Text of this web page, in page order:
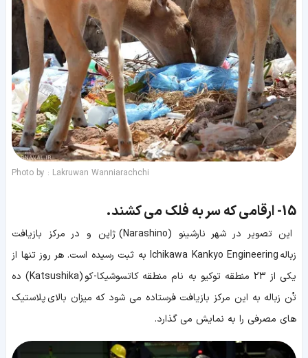
Photo by : Lakruwan Wanniarachchi
15- ارقامی که سر به فلک می کشند.
این تصویر در شهر نارشینو (Narashino) ژاپن و در مرکز بازیافت
زباله Ichikawa Kankyo Engineering به ثبت رسیده است. هر روز تنها از
یکی از 23 منطقه توکیو به نام منطقه کاتسوشیکا-کو (Katsushika) ده
تُن زباله به این مرکز بازیافت فرستاده می شود که میزان بالای پلاستیک
های مصرفی را به نمایش می گذارد.